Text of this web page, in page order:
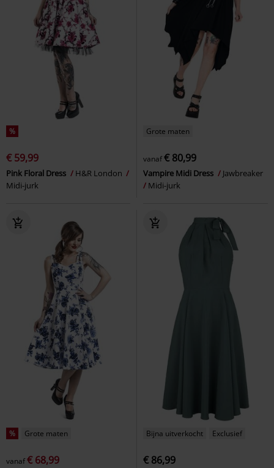
%
€ 59,99
Pink Floral Dress
H&R London
Midi-jurk
Grote maten
vanaf€ 80,99
Vampire Midi Dress
Jawbreaker
Midi-jurk
% Grote maten
vanaf€ 68,99
Bijna uitverkocht Exclusief
€ 86,99